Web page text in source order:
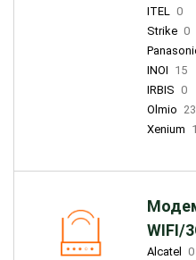
ITEL 0
Strike 0
INOI 15
IRBIS 0
Olmio 23
Xenium
WIFI/
Alcatel 0